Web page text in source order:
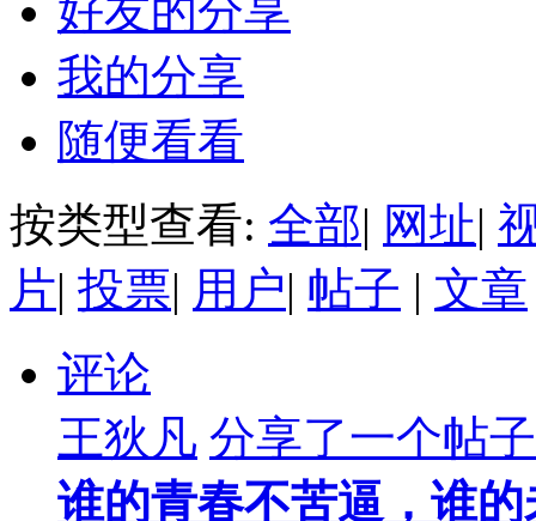
好友的分享
我的分享
随便看看
按类型查看: 全部| 网址|
片| 投票| 用户| 帖子 | 文章
评论
王狄凡 分享了一个帖子
谁的青春不苦逼，谁